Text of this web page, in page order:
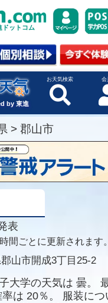
ットコム
by 東進
お天気検索 会
> 郡山市
表
間ごとに更新されます。
山市開成3丁目25-2
大学の天気は 曇。
率は 20％。 服装につ